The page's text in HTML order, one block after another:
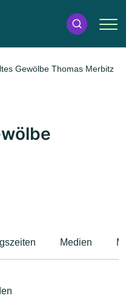
Gewölbe Thomas Merbitz
Medien